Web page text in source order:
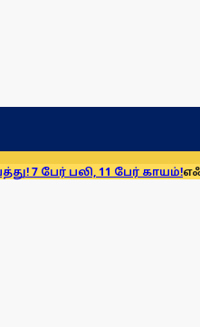
11 பேர் காயம்!எஃப்சிஆர்ஏ